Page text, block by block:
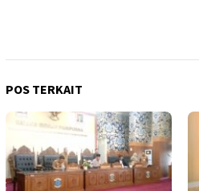
POS TERKAIT